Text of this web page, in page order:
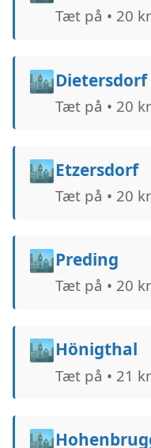
Tæt på • 20
🏙️
Tæt på • 20
🏙️Etzersdorf
Tæt på • 20
🏙️Preding
Tæt på • 20
🏙️Hönigthal
Tæt på • 21
🏙️